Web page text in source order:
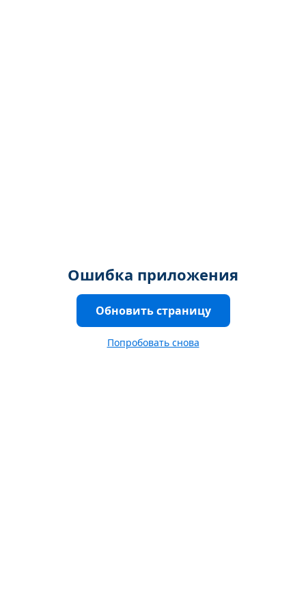
Ошибка приложения
Обновить страницу
Попробовать снова